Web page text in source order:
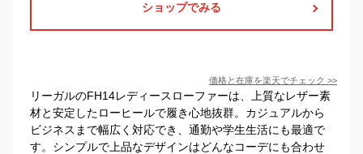
ショップでみる
価格と在庫を楽天でチェック >>
リーガルのFH14レディースローファーは、上質なレザー素
材と安定したローヒールで履き心地抜群。カジュアルから
ビジネスまで幅広く対応でき、通勤や学生生活にも最適で
す。シンプルで上品なデザインはどんなコーデにも合わせ